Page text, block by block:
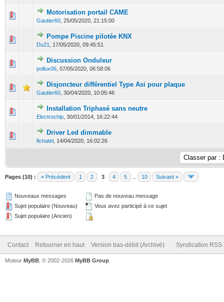
Motorisation portail CAME
Gautier60 25/05/2020, 21:15:00
0 Votes - 0 sur 5 en moyenne
1 2345
Pompe Piscine pilotée KNX
Du21 17/05/2020, 09:45:51
0 Votes - 0 sur 5 en moyenne
123 45
Discussion Onduleur
pollux06 07/05/2020, 06:58:06
0 Votes - 0 sur 5 en moyenne
12
Disjoncteur différentiel Type Asi pour plaque
Gautier60 30/04/2020, 10:05:46
0 Votes - 0 sur 5 en moyenne
123 5
Installation Triphasé sans neutre
Electrochip 30/01/2014, 16:22:44
0 Votes - 0 sur 5 en moyenne
12345
Driver Led dimmable
fichatel 14/04/2020, 16:02:26
0 Votes - 0 sur 5 en moyenne
12
Pages (10) : « Précédent 1 2 3 4 5 10 Suivant »
Nouveaux messages
Sujet populaire (Nouveau)
Sujet populaire (Ancien)
Pas de nouveau message
Vous avez participé à ce sujet
Contact Retourner en haut Version bas-débit (Archivé) Syndication RSS
Moteur MyBB , © 2002-2026 MyBB Group